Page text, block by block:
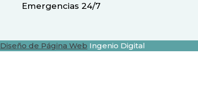
Emergencias 24/7
Diseño de Página Web Ingenio Digital